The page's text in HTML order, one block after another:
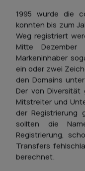
1995 wurde die
konnten bis zum
Weg registriert
Mitte Dezember
Markeninhaber
ein oder zwei
den Domains
Der von
Mitstreiter und
der
sollten die
Registrierung,
Transfers
berechnet.